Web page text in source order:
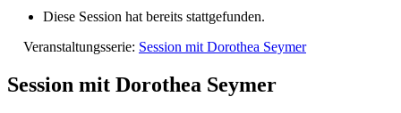
Diese Session hat bereits stattgefunden.
Veranstaltungsserie: Session mit Dorothea Seymer
Session mit Dorothea Seymer